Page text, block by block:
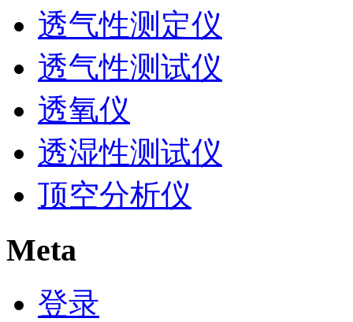
透气性测定仪
透气性测试仪
透氧仪
透湿性测试仪
顶空分析仪
Meta
登录